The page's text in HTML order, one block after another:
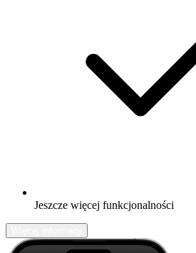
Jeszcze więcej funkcjonalności